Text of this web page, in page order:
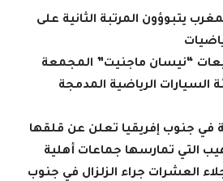
يتبوؤون المرتبة الثانية على
“نيسان ماجنيت” المجمعة
السيارات الرياضية المدمجة
في جنوب إفريقيا تعلن عن قلقها
التي تمارسها جماعات أهلية
جريحا وإجلاء العشرات جراء الزلزال في جنوب